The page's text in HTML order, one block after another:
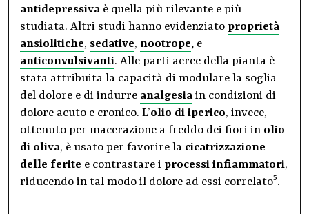
antidepressiva è quella più rilevante e più
studiata. Altri studi hanno evidenziato proprietà
ansiolitiche, sedative, nootrope, e
anticonvulsivanti. Alle parti aeree della pianta è
stata attribuita la capacità di modulare la soglia
del dolore e di indurre analgesia in condizioni di
dolore acuto e cronico. L’olio di iperico, invece,
ottenuto per macerazione a freddo dei fiori in olio
di oliva, è usato per favorire la cicatrizzazione
delle ferite e contrastare i processi infiammatori,
riducendo in tal modo il dolore ad essi correlato5.